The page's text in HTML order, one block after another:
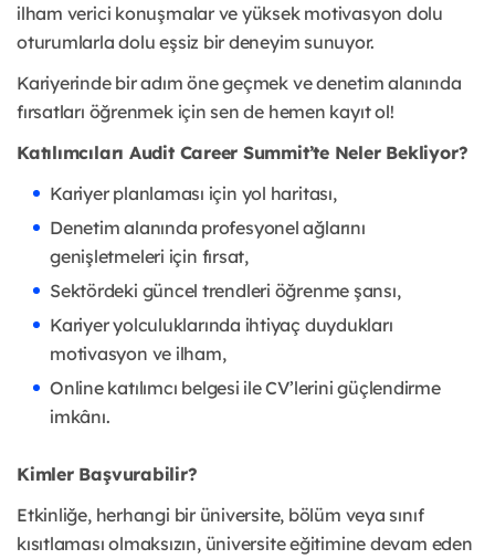
ilham verici konuşmalar ve yüksek motivasyon dolu
oturumlarla dolu eşsiz bir deneyim sunuyor.
Kariyerinde bir adım öne geçmek ve denetim alanında
fırsatları öğrenmek için sen de hemen kayıt ol!
Katılımcıları Audit Career Summit’te Neler Bekliyor?
Kariyer planlaması için yol haritası,
Denetim alanında profesyonel ağlarını
genişletmeleri için fırsat,
Sektördeki güncel trendleri öğrenme şansı,
Kariyer yolculuklarında ihtiyaç duydukları
motivasyon ve ilham,
Online katılımcı belgesi ile CV’lerini güçlendirme
imkânı.
Kimler Başvurabilir?
Etkinliğe, herhangi bir üniversite, bölüm veya sınıf
kısıtlaması olmaksızın, üniversite eğitimine devam eden